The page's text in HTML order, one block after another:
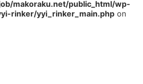
makoraku.net/public_html/wp-
rinker/yyi_rinker_main.php on